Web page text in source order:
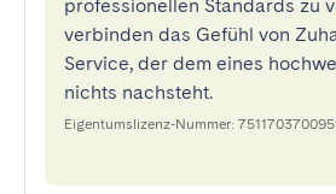
professionellen Standards zu
verbinden das Gefühl von
Service, der dem eines
nichts nachsteht.
Eigentumslizenz-Nummer: